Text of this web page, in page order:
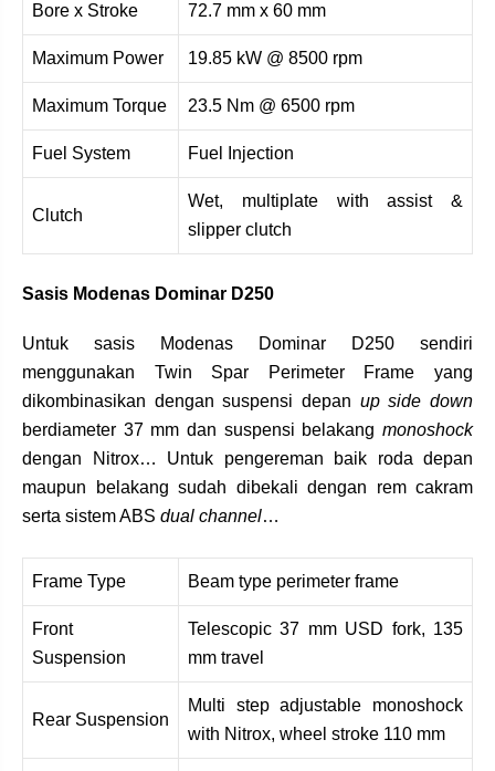
Bore x Stroke 72.7 mm x 60 mm
Maximum Power 19.85 kW @ 8500 rpm
Maximum Torque 23.5 Nm @ 6500 rpm
Fuel System Fuel Injection
Clutch
Wet, multiplate with assist &
slipper clutch
Sasis Modenas Dominar D250
Untuk sasis Modenas Dominar D250 sendiri
menggunakan Twin Spar Perimeter Frame yang
dikombinasikan dengan suspensi depan up side down
berdiameter 37 mm dan suspensi belakang monoshock
dengan Nitrox… Untuk pengereman baik roda depan
maupun belakang sudah dibekali dengan rem cakram
serta sistem ABS dual channel…
Frame Type Beam type perimeter frame
Front
Suspension
Telescopic 37 mm USD fork, 135
mm travel
Rear Suspension
Multi step adjustable monoshock
with Nitrox, wheel stroke 110 mm